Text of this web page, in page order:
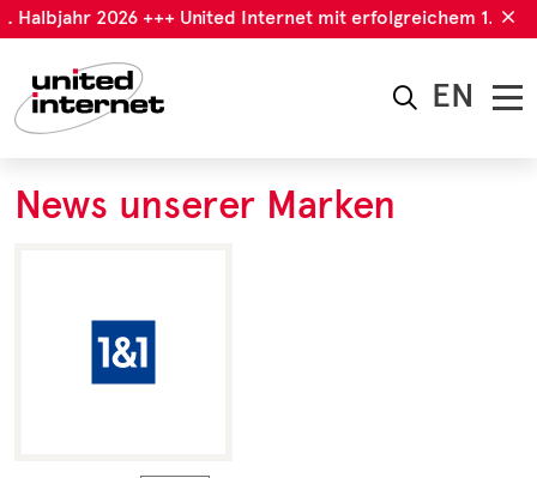
2026 +++ United Internet mit erfolgreichem 1.
EN
News unserer Marken